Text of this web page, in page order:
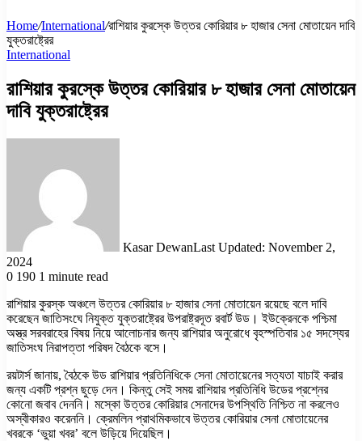
Home/International/রাশিয়ার কুরস্কে উত্তর কোরিয়ার ৮ হাজার সেনা মোতায়েন দাবি
যুক্তরাষ্ট্রের
International
রাশিয়ার কুরস্কে উত্তর কোরিয়ার ৮ হাজার সেনা মোতায়েন
দাবি যুক্তরাষ্ট্রের
Kasar DewanLast Updated: November 2,
2024
0 190 1 minute read
রাশিয়ার কুরস্ক অঞ্চলে উত্তর কোরিয়ার ৮ হাজার সেনা মোতায়েন রয়েছে বলে দাবি
করেছেন জাতিসংঘে নিযুক্ত যুক্তরাষ্ট্রের উপরাষ্ট্রদূত রবার্ট উড। ইউক্রেনকে পশ্চিমা
অস্ত্র সরবরাহের বিষয় নিয়ে আলোচনার জন্য রাশিয়ার অনুরোধে বৃহস্পতিবার ১৫ সদস্যের
জাতিসংঘ নিরাপত্তা পরিষদ বৈঠকে বসে।
রয়টার্স জানায়, বৈঠকে উড রাশিয়ার প্রতিনিধিকে সেনা মোতায়েনের সত্যতা যাচাই করার
জন্য একটি প্রশ্ন ছুড়ে দেন। কিন্তু সেই সময় রাশিয়ার প্রতিনিধি উডের প্রশ্নের
কোনো জবাব দেননি। মস্কো উত্তর কোরিয়ার সেনাদের উপস্থিতি নিশ্চিত না করলেও
অস্বীকারও করেননি। ক্রেমলিন প্রাথমিকভাবে উত্তর কোরিয়ার সেনা মোতায়েনের
খবরকে ‘ভুয়া খবর’ বলে উড়িয়ে দিয়েছিল।